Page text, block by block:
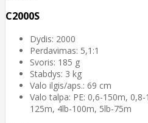
C2000S
Dydis: 2000
Perdavimas: 5,1:1
Svoris: 185 g
Stabdys: 3 kg
Valo ilgis/aps.: 69 cm
Valo talpa: PE: 0,6-150m,
125m, 4lb-100m, 5lb-75m